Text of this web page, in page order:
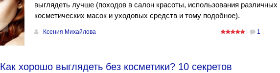
выглядеть лучше (походов в салон красоты, использования различных
косметических масок и уходовых средств и тому подобное).
Ксения Михайлова 1
Как хорошо выглядеть без косметики? 10 секретов